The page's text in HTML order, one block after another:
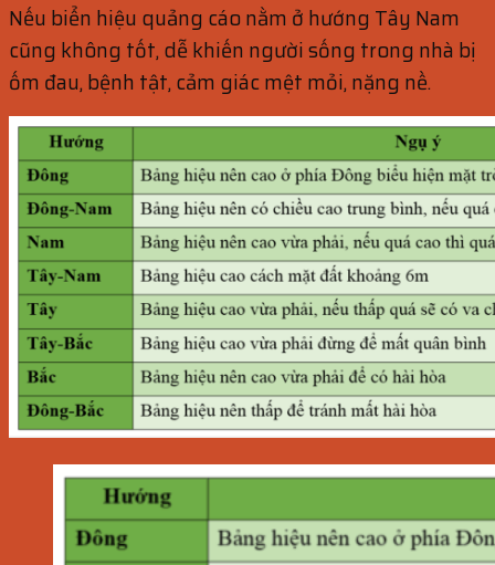
Nếu biển hiệu quảng cáo nằm ở hướng Tây Nam
cũng không tốt, dễ khiến người sống trong nhà bị
ốm đau, bệnh tật, cảm giác mệt mỏi, nặng nề.